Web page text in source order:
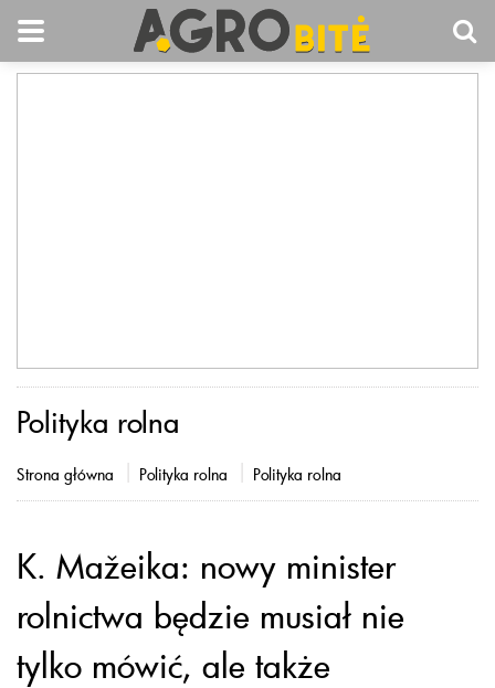
Polityka rolna
Strona główna Polityka rolna Polityka rolna
K. Mažeika: nowy minister
rolnictwa będzie musiał nie
tylko mówić, ale także